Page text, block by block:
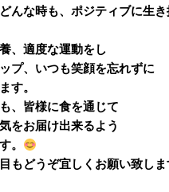
んな時も、ポジティブに生
、適度な運動をし
プ、いつも笑顔を忘れずに
す。
、皆様に食を通じて
をお届け出来るよう
。
もどうぞ宜しくお願い致しま